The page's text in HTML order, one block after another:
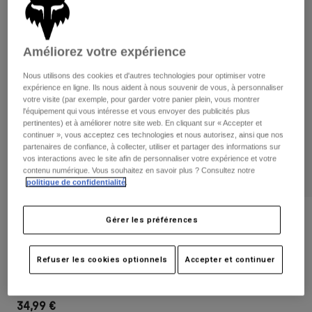
Vestes
Gants
Protections
Chaussettes
Accessoires
Pièces de rechange
Pantalons
Gants
Vestes
Protections
Masques
Chaussettes
Sacs et accessoires
Chemises
Voir tout
Femme
T-shirts et tops
Sweats et Pulls
Vestes
Enfants
Protections
Masques
Chaussettes
Voir tout
Moto
Casques
Maillots
Pantalons
Bottes
Gants
Masques
Casquette Trucker Boundary — Femme
Article n°32131
34,99 €
Améliorez votre expérience
Nous utilisons des cookies et d'autres technologies pour optimiser votre
expérience en ligne. Ils nous aident à nous souvenir de vous, à personnaliser
votre visite (par exemple, pour garder votre panier plein, vous montrer
l'équipement qui vous intéresse et vous envoyer des publicités plus
pertinentes) et à améliorer notre site web. En cliquant sur « Accepter et
continuer », vous acceptez ces technologies et nous autorisez, ainsi que nos
partenaires de confiance, à collecter, utiliser et partager des informations sur
vos interactions avec le site afin de personnaliser votre expérience et votre
contenu numérique. Vous souhaitez en savoir plus ? Consultez notre
politique de confidentialité
Gérer les préférences
Refuser les cookies optionnels Accepter et continuer